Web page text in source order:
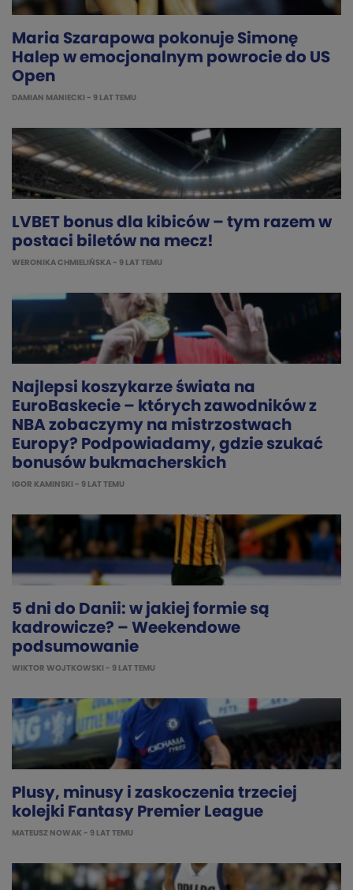
Maria Szarapowa pokonuje Simonę
Halep w emocjonalnym powrocie do US
Open
DAMIAN MANIECKI - 9 LAT TEMU
LVBET bonus dla kibiców – tym razem w
postaci biletów na mecz!
WERONIKA CHMIELIŃSKA - 9 LAT TEMU
Najlepsi koszykarze świata na
EuroBaskecie – których zawodników z
NBA zobaczymy na mistrzostwach
Europy? Podpowiadamy, gdzie szukać
bonusów bukmacherskich
IGOR KAMINSKI - 9 LAT TEMU
5 dni do Danii: w jakiej formie są
kadrowicze? – Weekendowe
podsumowanie
WIKTOR WOJTKOWSKI - 9 LAT TEMU
Plusy, minusy i zaskoczenia trzeciej
kolejki Fantasy Premier League
MATEUSZ NOWAK - 9 LAT TEMU